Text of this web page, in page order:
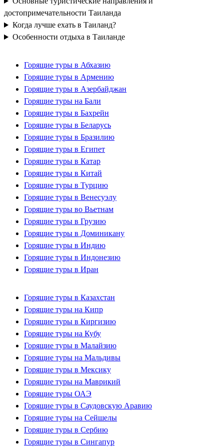
достопримечательности Таиланда
Когда лучше ехать в Таиланд?
Особенности отдыха в Таиланде
Горящие туры в Абхазию
Горящие туры в Армению
Горящие туры в Азербайджан
Горящие туры на Бали
Горящие туры в Бахрейн
Горящие туры в Беларусь
Горящие туры в Бразилию
Горящие туры в Египет
Горящие туры в Катар
Горящие туры в Китай
Горящие туры в Турцию
Горящие туры в Венесуэлу
Горящие туры во Вьетнам
Горящие туры в Грузию
Горящие туры в Доминикану
Горящие туры в Индию
Горящие туры в Индонезию
Горящие туры в Иран
Горящие туры в Казахстан
Горящие туры на Кипр
Горящие туры в Киргизию
Горящие туры на Кубу
Горящие туры в Малайзию
Горящие туры на Мальдивы
Горящие туры в Мексику
Горящие туры на Маврикий
Горящие туры ОАЭ
Горящие туры в Саудовскую Аравию
Горящие туры на Сейшелы
Горящие туры в Сербию
Горящие туры в Сингапур